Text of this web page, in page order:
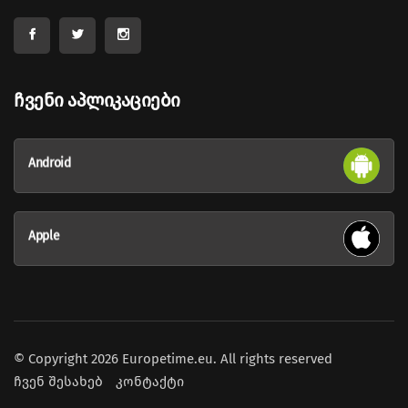
Ჩვენი Აპლიკაციები
Android
Apple
© Copyright 2026 Europetime.eu. All rights reserved
ჩვენ შესახებ
კონტაქტი